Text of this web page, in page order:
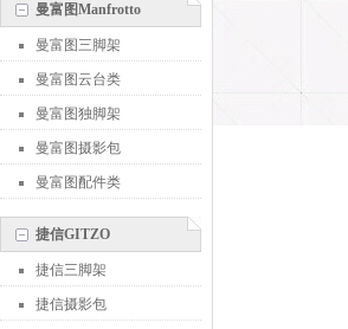
曼富图Manfrotto
曼富图三脚架
曼富图云台类
曼富图独脚架
曼富图摄影包
曼富图配件类
捷信GITZO
捷信三脚架
捷信摄影包